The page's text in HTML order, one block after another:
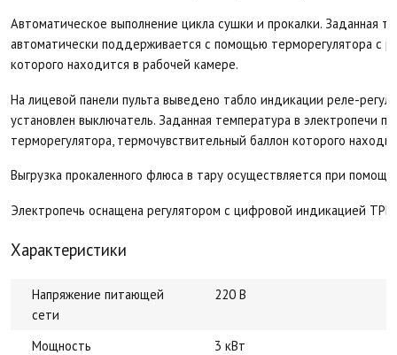
Автоматическое выполнение цикла сушки и прокалки. Заданная
автоматически поддерживается с помощью терморегулятора с
которого находится в рабочей камере.
На лицевой панели пульта выведено табло индикации реле-
установлен выключатель. Заданная температура в электропечи
терморегулятора, термочувствительный баллон которого
Выгрузка прокаленного флюса в тару осуществляется при
Электропечь оснащена регулятором с цифровой индикацией
Характеристики
Напряжение питающей
сети
220 В
Мощность
3 кВт